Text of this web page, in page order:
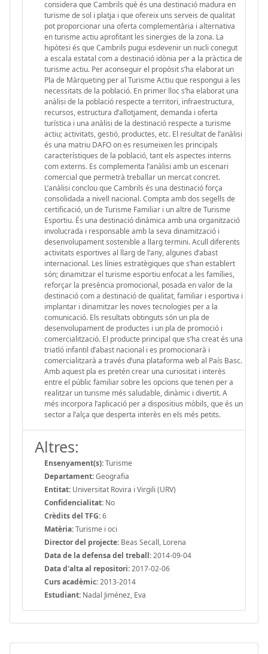
considera que Cambrils què és una destinació madura en
turisme de sol i platja i que ofereix uns serveis de qualitat
pot proporcionar una oferta complementària i alternativa
en turisme actiu aprofitant les sinergies de la zona. La
hipòtesi és que Cambrils pugui esdevenir un nucli conegut
a escala estatal com a destinació idònia per a la pràctica de
turisme actiu. Per aconseguir el propòsit s’ha elaborat un
Pla de Màrqueting per al Turisme Actiu que respongui a les
necessitats de la població. En primer lloc s’ha elaborat una
anàlisi de la població respecte a territori, infraestructura,
recursos, estructura d’allotjament, demanda i oferta
turística i una anàlisi de la destinació respecte a turisme
actiu; activitats, gestió, productes, etc. El resultat de l’anàlisi
és una matriu DAFO on es resumeixen les principals
característiques de la població, tant els aspectes interns
com externs. Es complementa l’anàlisi amb un escenari
comercial que permetrà treballar un mercat concret.
L’anàlisi conclou que Cambrils és una destinació força
consolidada a nivell nacional. Compta amb dos segells de
certificació, un de Turisme Familiar i un altre de Turisme
Esportiu. És una destinació dinàmica amb una organització
involucrada i responsable amb la seva dinamització i
desenvolupament sostenible a llarg termini. Acull diferents
activitats esportives al llarg de l’any, algunes d’abast
internacional. Les línies estratègiques que s’han establert
són; dinamitzar el turisme esportiu enfocat a les famílies,
reforçar la presència promocional, posada en valor de la
destinació com a destinació de qualitat, familiar i esportiva i
implantar i dinamitzar les noves tecnologies per a la
comunicació. Els resultats obtinguts són un pla de
desenvolupament de productes i un pla de promoció i
comercialització. El producte principal que s’ha creat és una
triatló infantil d’abast nacional i es promocionarà i
comercialitzarà a través d’una plataforma web al País Basc.
Amb aquest pla es pretén crear una curiositat i interès
entre el públic familiar sobre les opcions que tenen per a
realitzar un turisme més saludable, dinàmic i divertit. A
més incorpora l’aplicació per a dispositius mòbils, que és un
sector a l’alça que desperta interès en els més petits.
Altres:
Ensenyament(s):Turisme
Departament:Geografia
Entitat: Universitat Rovira i Virgili (URV)
Confidencialitat: No
Crèdits del TFG:6
Matèria:Turisme i oci
Director del projecte: Beas Secall, Lorena
Data de la defensa del treball:2014-09-04
Data d'alta al repositori:2017-02-06
Curs acadèmic:2013-2014
Estudiant: Nadal Jiménez, Eva